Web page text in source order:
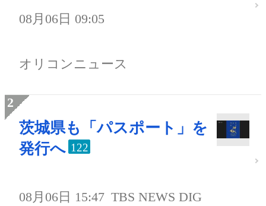
08月06日 09:05
オリコンニュース
茨城県も「パスポート」を
発行へ 122
08月06日 15:47 TBS NEWS DIG